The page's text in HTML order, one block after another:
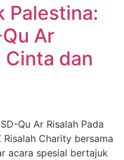
Palestina:
Ar
Cinta dan
Qu Ar Risalah Pada
Charity bersama
acara spesial bertajuk